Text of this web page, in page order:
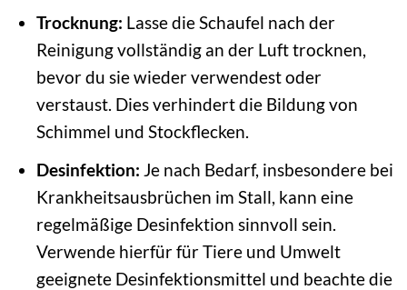
Trocknung: Lasse die Schaufel nach der
Reinigung vollständig an der Luft trocknen,
bevor du sie wieder verwendest oder
verstaust. Dies verhindert die Bildung von
Schimmel und Stockflecken.
Desinfektion: Je nach Bedarf, insbesondere bei
Krankheitsausbrüchen im Stall, kann eine
regelmäßige Desinfektion sinnvoll sein.
Verwende hierfür für Tiere und Umwelt
geeignete Desinfektionsmittel und beachte die